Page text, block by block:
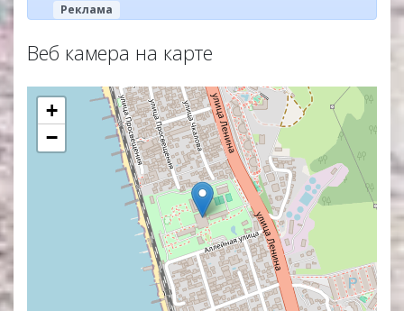
Реклама
Веб камера на карте
+
−